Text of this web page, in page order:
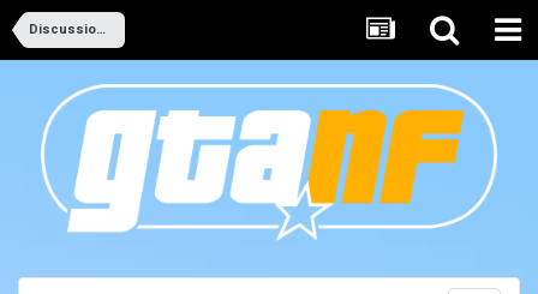
Discussions Générales